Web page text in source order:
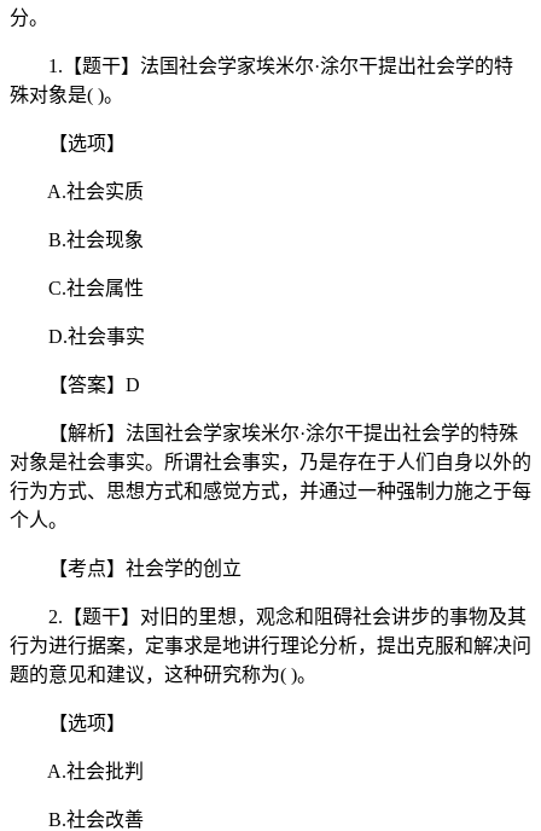
分。
1.【题干】法国社会学家埃米尔·涂尔干提出社会学的特
殊对象是( )。
【选项】
A.社会实质
B.社会现象
C.社会属性
D.社会事实
【答案】D
【解析】法国社会学家埃米尔·涂尔干提出社会学的特殊
对象是社会事实。所谓社会事实，乃是存在于人们自身以外的
行为方式、思想方式和感觉方式，并通过一种强制力施之于每
个人。
【考点】社会学的创立
2.【题干】对旧的里想，观念和阻碍社会讲步的事物及其
行为进行据案，定事求是地讲行理论分析，提出克服和解决问
题的意见和建议，这种研究称为( )。
【选项】
A.社会批判
B.社会改善